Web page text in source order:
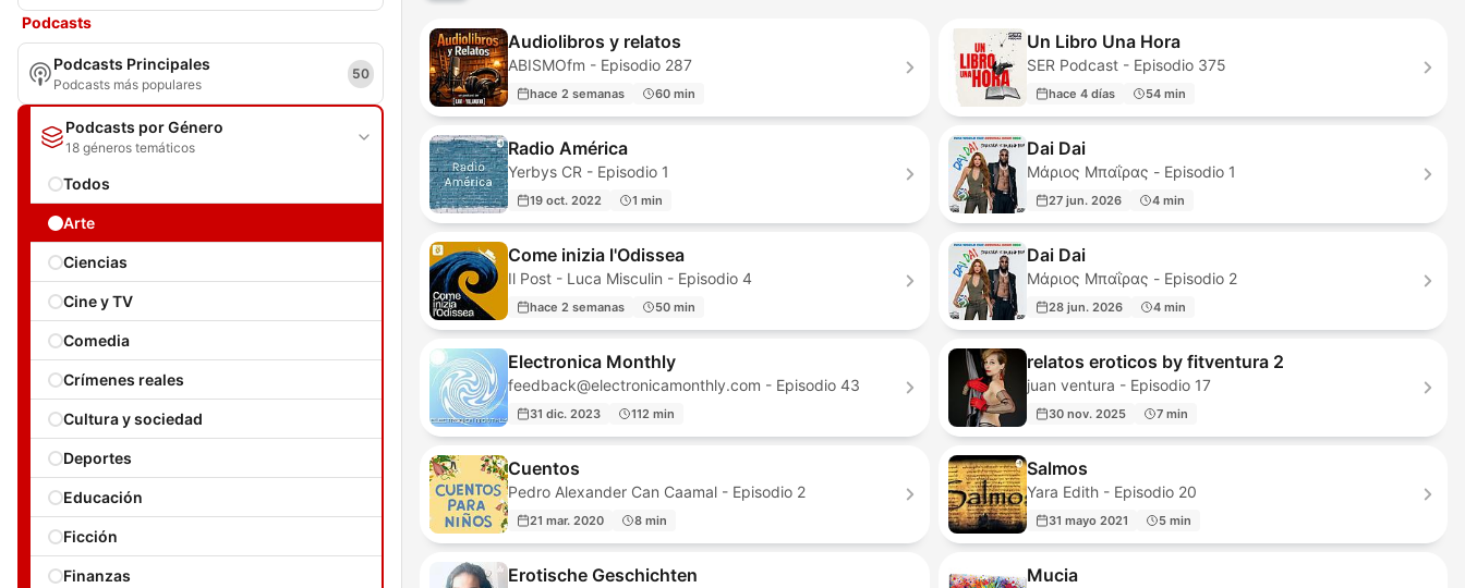
Podcasts
Podcasts Principales
Podcasts más populares
50
Podcasts por Género
18 géneros temáticos
Todos
Arte
Ciencias
Cine y TV
Comedia
Crímenes reales
Cultura y sociedad
Deportes
Educación
Ficción
Finanzas
Audiolibros y relatos
ABISMOfm - Episodio 287
hace 2 semanas 60 min
Un Libro Una Hora
SER Podcast - Episodio 375
hace 4 días 54 min
Radio América
Yerbys CR - Episodio 1
19 oct. 2022 1 min
Dai Dai
Μάριος Μπαΐρας - Episodio 1
27 jun. 2026 4 min
Come inizia l'Odissea
Il Post - Luca Misculin - Episodio 4
hace 2 semanas 50 min
Dai Dai
Μάριος Μπαΐρας - Episodio 2
28 jun. 2026 4 min
Electronica Monthly
feedback@electronicamonthly.com - Episodio 43
31 dic. 2023 112 min
relatos eroticos by fitventura 2
juan ventura - Episodio 17
30 nov. 2025 7 min
Cuentos
Pedro Alexander Can Caamal - Episodio 2
21 mar. 2020 8 min
Salmos
Yara Edith - Episodio 20
31 mayo 2021 5 min
Erotische Geschichten Mucia